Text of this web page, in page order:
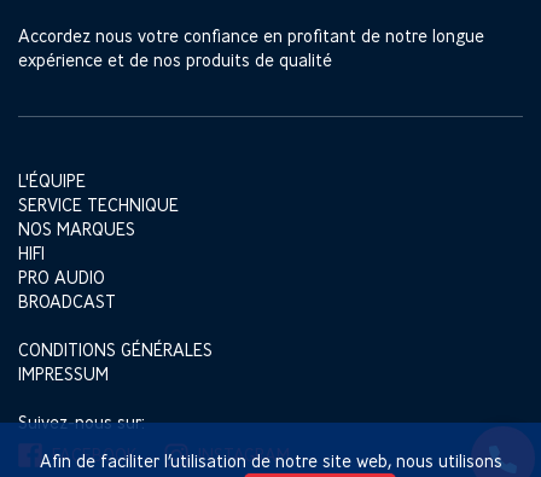
Afin de faciliter l’utilisation de notre site web, nous utilisons
Accordez nous votre confiance en profitant de notre longue
expérience et de nos produits de qualité
L'ÉQUIPE
SERVICE TECHNIQUE
NOS MARQUES
HIFI
PRO AUDIO
BROADCAST
CONDITIONS GÉNÉRALES
IMPRESSUM
Suivez-nous sur:
FACEBOOK
INSTAGRAM